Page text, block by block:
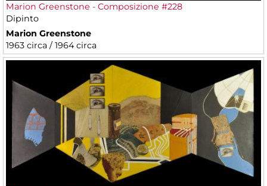
Marion Greenstone - Composizione #228
Dipinto
Marion Greenstone
1963 circa / 1964 circa